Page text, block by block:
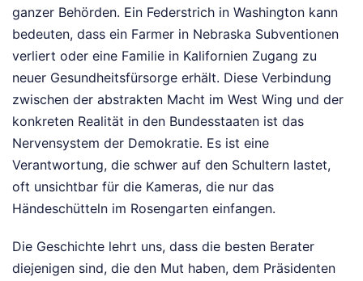
ganzer Behörden. Ein Federstrich in Washington kann
bedeuten, dass ein Farmer in Nebraska Subventionen
verliert oder eine Familie in Kalifornien Zugang zu
neuer Gesundheitsfürsorge erhält. Diese Verbindung
zwischen der abstrakten Macht im West Wing und der
konkreten Realität in den Bundesstaaten ist das
Nervensystem der Demokratie. Es ist eine
Verantwortung, die schwer auf den Schultern lastet,
oft unsichtbar für die Kameras, die nur das
Händeschütteln im Rosengarten einfangen.
Die Geschichte lehrt uns, dass die besten Berater
diejenigen sind, die den Mut haben, dem Präsidenten